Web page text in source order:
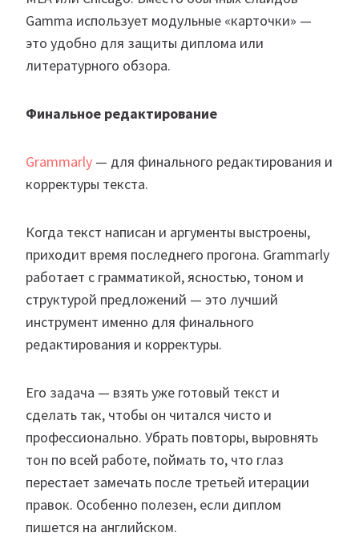
Gamma использует модульные «карточки» —
это удобно для защиты диплома или
литературного обзора.
Финальное редактирование
Grammarly — для финального редактирования и
корректуры текста.
Когда текст написан и аргументы выстроены,
приходит время последнего прогона. Grammarly
работает с грамматикой, ясностью, тоном и
структурой предложений — это лучший
инструмент именно для финального
редактирования и корректуры.
Его задача — взять уже готовый текст и
сделать так, чтобы он читался чисто и
профессионально. Убрать повторы, выровнять
тон по всей работе, поймать то, что глаз
перестает замечать после третьей итерации
правок. Особенно полезен, если диплом
пишется на английском.